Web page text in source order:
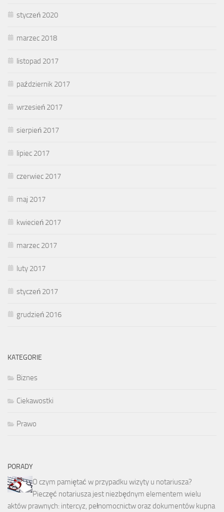
styczeń 2020
marzec 2018
listopad 2017
październik 2017
wrzesień 2017
sierpień 2017
lipiec 2017
czerwiec 2017
maj 2017
kwiecień 2017
marzec 2017
luty 2017
styczeń 2017
grudzień 2016
KATEGORIE
Biznes
Ciekawostki
Prawo
PORADY
O czym pamiętać w przypadku wizyty u notariusza?
Pieczęć notariusza jest niezbędnym elementem wielu
aktów prawnych: intercyz, pełnomocnictw oraz dokumentów kupna